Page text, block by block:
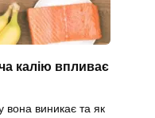
калію впливає
вона виникає та як